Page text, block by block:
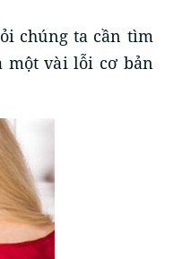
chúng ta cần tìm
một vài lỗi cơ bản